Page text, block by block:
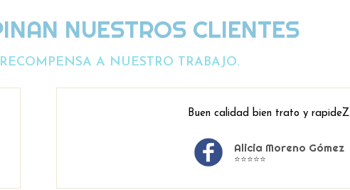
NUESTROS CLIENTES
A NUESTRO TRABAJO.
Buen calidad bien trato y rapideZ
Alicia Moreno Gómez
⭐⭐⭐⭐⭐